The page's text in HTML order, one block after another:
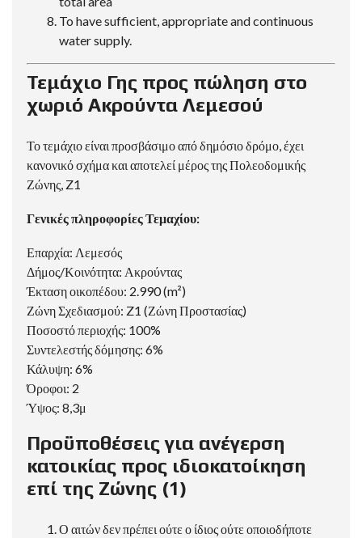
To have sufficient, appropriate and continuous
water supply.
Τεμάχιο Γης προς πώληση στο
χωριό Ακρούντα Λεμεσού
Το τεμάχιο είναι προσβάσιμο από δημόσιο δρόμο, έχει
κανονικό σχήμα και αποτελεί μέρος της Πολεοδομικής
Ζώνης, Z1
Γενικές πληροφορίες Τεμαχίου:
Επαρχία: Λεμεσός
Δήμος/Κοινότητα: Ακρούντας
Έκταση οικοπέδου: 2.990 (m²)
Ζώνη Σχεδιασμού: Z1 (Ζώνη Προστασίας)
Ποσοστό περιοχής: 100%
Συντελεστής δόμησης: 6%
Κάλυψη: 6%
Όροφοι: 2
Ύψος: 8,3μ
Προϋποθέσεις για ανέγερση
κατοικίας προς ιδιοκατοίκηση
επί της Ζώνης (1)
Ο αιτών δεν πρέπει ούτε ο ίδιος ούτε οποιοδήποτε